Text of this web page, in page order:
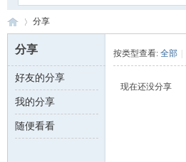
数 ›
分享
分享
好友的分享
我的分享
随便看看
按类型查看: 全部
现在还没分享